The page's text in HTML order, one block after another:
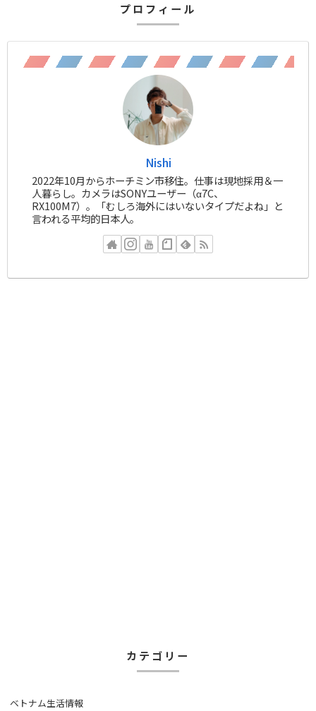
プロフィール
Nishi
2022年10月からホーチミン市移住。仕事は現地採用＆一
人暮らし。カメラはSONYユーザー（α7C、
RX100M7）。「むしろ海外にはいないタイプだよね」と
言われる平均的日本人。
カテゴリー
ベトナム生活情報